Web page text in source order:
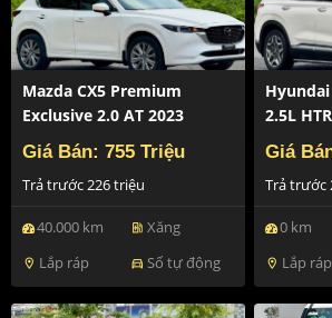
Mazda CX5 Premium
Exclusive 2.0 AT 2023
Giá Bán: 755 Triệu
Trả trước 226 triệu
40.000 km ev_station Xăng
location_on Lắp ráp directions_car Số tự động
Hyundai
2.5L
Giá
Trả trước
0 km
location_on Lắp ráp